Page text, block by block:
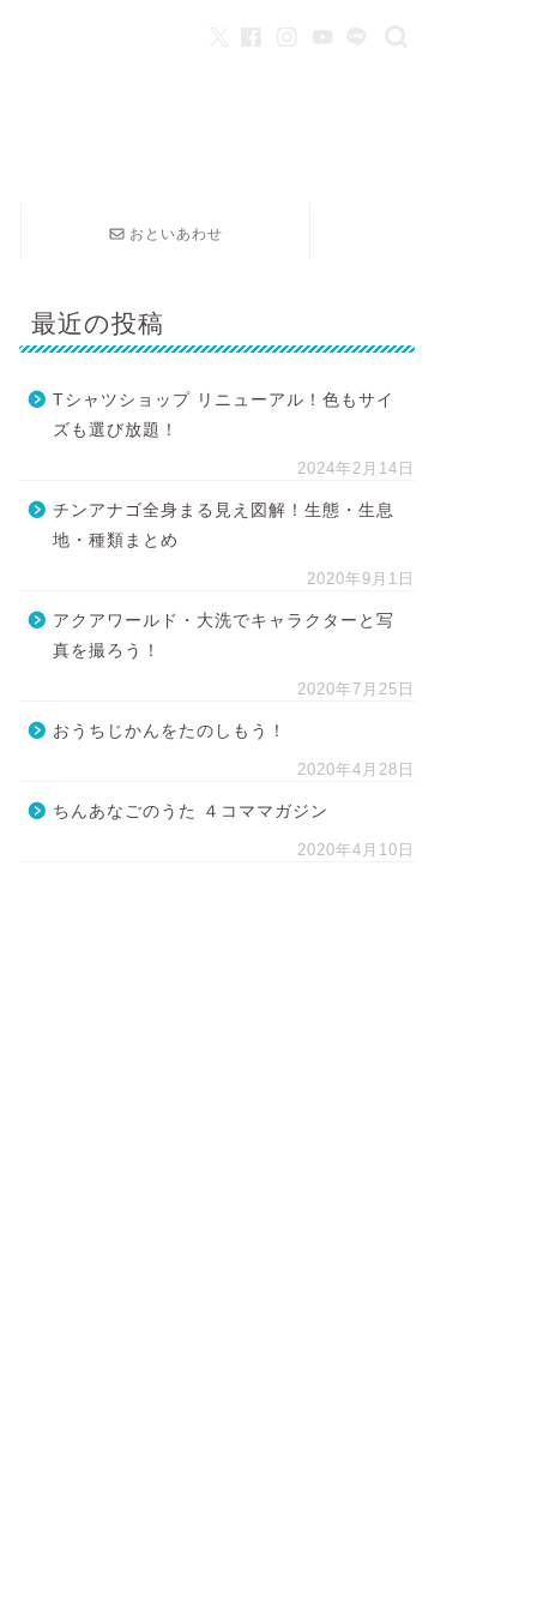
おといあわせ
最近の投稿
Tシャツショップ リニューアル！色もサイ
ズも選び放題！
2024年2月14日
チンアナゴ全身まる見え図解！生態・生息
地・種類まとめ
2020年9月1日
アクアワールド・大洗でキャラクターと写
真を撮ろう！
2020年7月25日
おうちじかんをたのしもう！
2020年4月28日
ちんあなごのうた ４コママガジン
2020年4月10日